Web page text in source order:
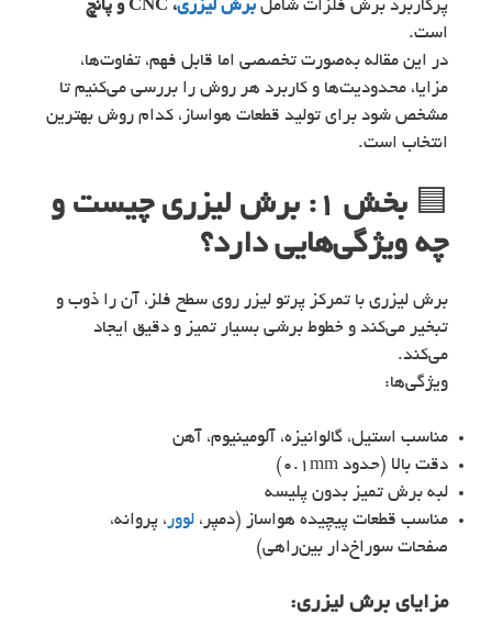
پرکاربرد برش فلزات شامل برش لیزری، CNC و پانچ
است.
در این مقاله به‌صورت تخصصی اما قابل فهم، تفاوت‌ها،
مزایا، محدودیت‌ها و کاربرد هر روش را بررسی می‌کنیم تا
مشخص شود برای تولید قطعات هواساز، کدام روش بهترین
انتخاب است.
🟦
بخش ۱: برش لیزری چیست و
چه ویژگی‌هایی دارد؟
برش لیزری با تمرکز پرتو لیزر روی سطح فلز، آن را ذوب و
تبخیر می‌کند و خطوط برشی بسیار تمیز و دقیق ایجاد
می‌کند.
ویژگی‌ها:
مناسب استیل، گالوانیزه، آلومینیوم، آهن
دقت بالا (حدود 0.1mm)
لبه برش تمیز بدون پلیسه
مناسب قطعات پیچیده هواساز (دمپر، لوور ، پروانه،
صفحات سوراخ‌دار بین‌راهی)
مزایای برش لیزری: